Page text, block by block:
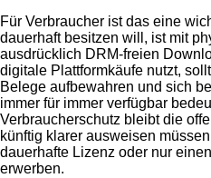
Für Verbraucher ist das eine
dauerhaft besitzen will, ist mit
ausdrücklich DRM-freien
digitale Plattformkäufe nutzt,
Belege aufbewahren und sich
immer für immer verfügbar
Verbraucherschutz bleibt die
künftig klarer ausweisen
dauerhafte Lizenz oder nur
erwerben.